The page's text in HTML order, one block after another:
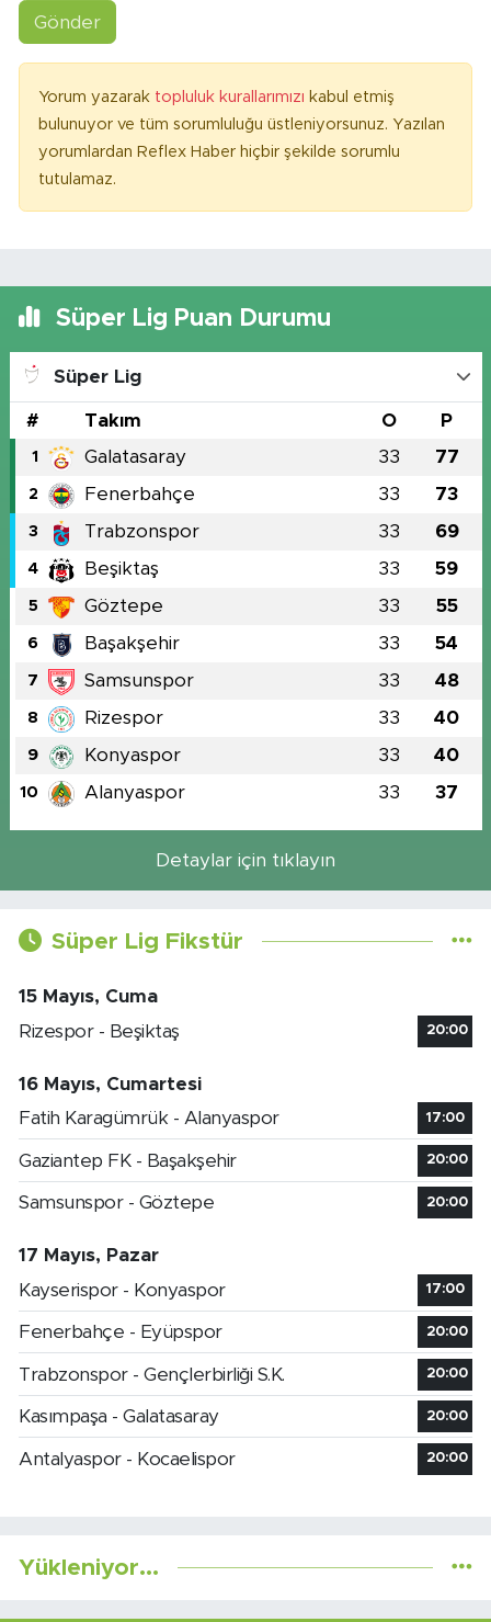
Gönder
Yorum yazarak topluluk kurallarımızı kabul etmiş
bulunuyor ve tüm sorumluluğu üstleniyorsunuz. Yazılan
yorumlardan Reflex Haber hiçbir şekilde sorumlu
tutulamaz.
Süper Lig Puan Durumu
Süper Lig
# Takım O P
1 Galatasaray 33 77
2 Fenerbahçe 33 73
3 Trabzonspor 33 69
4 Beşiktaş 33 59
5 Göztepe 33 55
6 Başakşehir 33 54
7 Samsunspor 33 48
8 Rizespor 33 40
9 Konyaspor 33 40
10 Alanyaspor 33 37
Detaylar için tıklayın
Süper Lig Fikstür
15 Mayıs, Cuma
Rizespor - Beşiktaş
20:00
16 Mayıs, Cumartesi
Fatih Karagümrük - Alanyaspor
17:00
Gaziantep FK - Başakşehir 20:00
Samsunspor - Göztepe 20:00
17 Mayıs, Pazar
Kayserispor - Konyaspor
17:00
Fenerbahçe - Eyüpspor 20:00
Trabzonspor - Gençlerbirliği S.K. 20:00
Kasımpaşa - Galatasaray 20:00
Antalyaspor - Kocaelispor 20:00
Yükleniyor...